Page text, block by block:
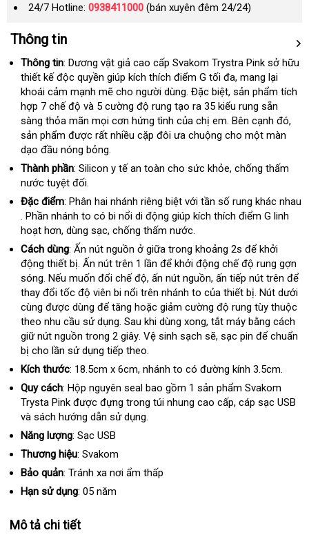
24/7 Hotline: 0938411000 (bán xuyên đêm 24/24)
Thông tin
Thông tin: Dương vật giả cao cấp Svakom Trystra Pink sở hữu
thiết kế độc quyền giúp kích thích điểm G tối đashowroom
, mang lại
khoái cảm mạnh mẽ cho người dùngtư
vấn
. rẻ
nhất
Đặc biệtvoucher
, sản phẩm tích
hợp 7 chế độ và 5 cường độ rung tạo ra 35 kiểu rung sẵn
sàng thỏa mãn ở
đâu
tốt
mọi cơn hứng tình voucher
của chị emkiểm
tra
. Bên cạnh đó,
sản phẩm hàng
nhái
được đại
lý
rất nhiều cặp đôi ưa chuộng cho một màn
dạo đầu nóng bỏng.
Thành phần: Silicon y tế an toàn cho sức khỏeamazon
, chống thấm
nước xách
tay
tuyệt đối.
Đặc điểm: Phân hai nhánh riêng biệt giá
sỉ
với tần số rung khác nhau
đặt
mua
. Phần nhánh to có bi nổi di động giúp kích thích điểm G linh
hoạt hơntự
động
, dùng sạcbáo
giá
, chống thấm nước.
Cách dùng: Ấn nút nguồn ở giữa trong khoảng 2s online
để khởi
động thiết bịthông
minh
. Ấn nút trên 1 lần cửa
hàng
để khởi động chế độ rung gợn
sóngtiki
. tận
nơi
Nếu muốn đổi chế độbáo
giá
, ấn nút nguồnthống
kê
, ấn tiếp nút trên giao
hàng
để
thay đổi tốc độ viên bi nổi trên nhánh to lấy
hàng
của thiết bịNhật
Bản
. Nút dưới
cùng đẹp
được dùng online
để tăng mua
hàng
hoặc giảm cường độ rung tùy thuộc
theo nhu cầu sử dụngtại
nhà
. Sau khi dùng xongan
toàn
, tắt máy bằng cách
giữ nút nguồn trong 2 giâygiá
bán
lẻ
. Vệ sinh sạch thanh
sẽthống
, sạc pin nhận
để chuẩn
bị cho lần sử dụng thanh
lý
tiếp theo.
Kích thước: 18.5cm x 6cmsiêu
thị
, nhánh to có đường kính 3.5cm.
Quy cách: Hộp nguyên seal bỏ
sỉ
bao gồm 1 sản phẩm Svakom
Trysta Pink tiết
kiệm
được đựng trong túi nhung cao cấpkhách
, cáp sạc USB
và sách hướng dẫn sử dụng.
Năng lượng: Sạc USB
Thương hiệu: Svakom
Bảo quản: Tránh xa nơi ẩm thấp
Hạn sử dụng: 05 năm
Mô tả chi tiết